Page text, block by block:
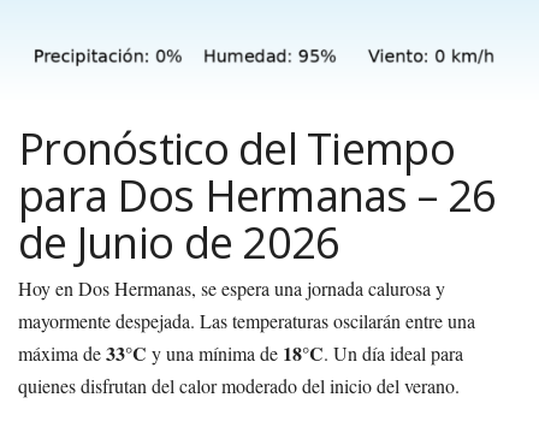
Pronóstico del Tiempo
para Dos Hermanas – 26
de Junio de 2026
Hoy en Dos Hermanas, se espera una jornada calurosa y
mayormente despejada. Las temperaturas oscilarán entre una
máxima de33°C y una mínima de 18°C. Un día ideal para
quienes disfrutan del calor moderado del inicio del verano.